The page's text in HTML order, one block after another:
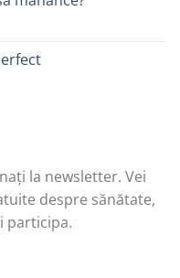
la newsletter. Vei
despre sănătate,
participa.